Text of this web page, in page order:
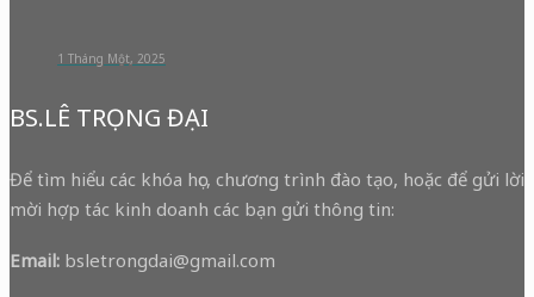
1 Tháng Một, 2025
BS.LÊ TRỌNG ĐẠI
Để tìm hiểu các khóa học, chương trình đào tạo, hoặc để gửi lời
mời hợp tác kinh doanh các bạn gửi thông tin:
Email: bsletrongdai@gmail.com